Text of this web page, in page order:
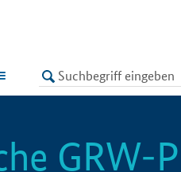
LISTE
GRW-